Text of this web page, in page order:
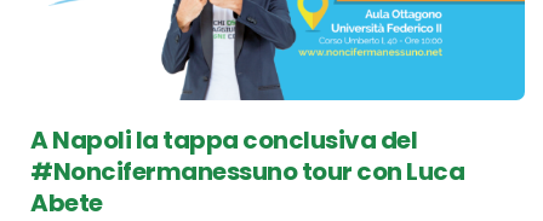
A Napoli la tappa conclusiva del
#Noncifermanessuno tour con Luca
Abete